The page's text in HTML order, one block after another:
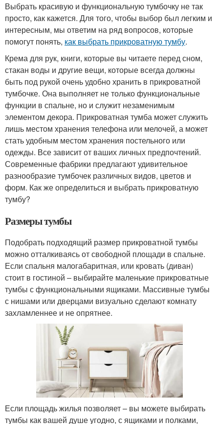
Выбрать красивую и функциональную тумбочку не так
просто, как кажется. Для того, чтобы выбор был легким и
интересным, мы ответим на ряд вопросов, которые
помогут понять, как выбрать прикроватную тумбу.
Крема для рук, книги, которые вы читаете перед сном,
стакан воды и другие вещи, которые всегда должны
быть под рукой очень удобно хранить в прикроватной
тумбочке. Она выполняет не только функциональные
функции в спальне, но и служит незаменимым
элементом декора. Прикроватная тумба может служить
лишь местом хранения телефона или мелочей, а может
стать удобным местом хранения постельного или
одежды. Все зависит от ваших личных предпочтений.
Современные фабрики предлагают удивительное
разнообразие тумбочек различных видов, цветов и
форм. Как же определиться и выбрать прикроватную
тумбу?
Размеры тумбы
Подобрать подходящий размер прикроватной тумбы
можно отталкиваясь от свободной площади в спальне.
Если спальня малогабаритная, или кровать (диван)
стоит в гостиной – выбирайте маленькие прикроватные
тумбы с функциональными ящиками. Массивные тумбы
с нишами или дверцами визуально сделают комнату
захламленнее и не опрятнее.
Если площадь жилья позволяет – вы можете выбирать
тумбы как вашей душе угодно, с ящиками и полками,